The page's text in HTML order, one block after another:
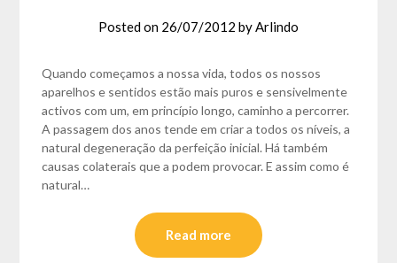
Posted on 26/07/2012 byArlindo
Quando começamos a nossa vida, todos os nossos
aparelhos e sentidos estão mais puros e sensivelmente
activos com um, em princípio longo, caminho a percorrer.
A passagem dos anos tende em criar a todos os níveis, a
natural degeneração da perfeição inicial. Há também
causas colaterais que a podem provocar. E assim como é
natural…
Read more